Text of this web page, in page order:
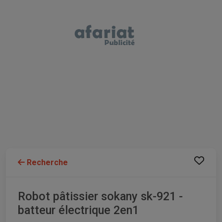
Recherche
Robot pâtissier sokany sk-921 -
batteur électrique 2en1